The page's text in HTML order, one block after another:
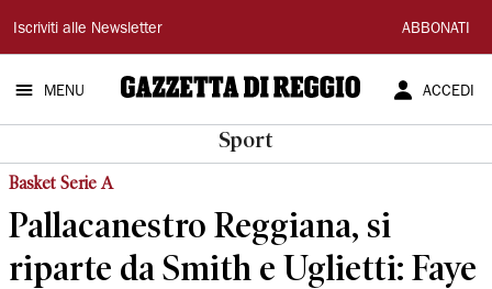
Gazzetta
di
Reggio
Iscriviti alle Newsletter ABBONATI
MENU ACCEDI
Sport
Basket Serie A
Pallacanestro Reggiana, si
riparte da Smith e Uglietti: Faye